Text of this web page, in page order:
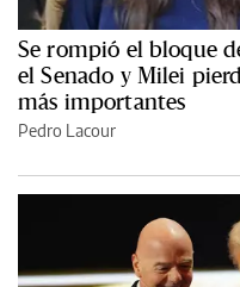
Se rompió el bloque
el Senado y Milei
más importantes
Pedro Lacour